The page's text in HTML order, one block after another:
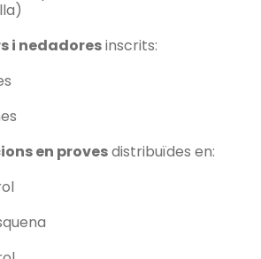
i nedadoresinscrits:
en provesdistribuïdes en: